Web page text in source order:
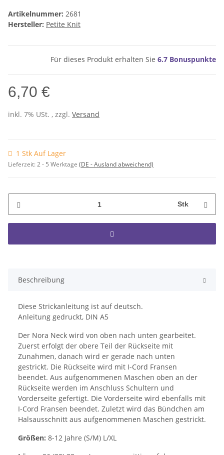
Artikelnummer: 2681
Hersteller: Petite Knit
Für dieses Produkt erhalten Sie 6.7 Bonuspunkte
6,70 €
inkl. 7% USt. , zzgl. Versand
1 Stk Auf Lager
Lieferzeit:2 - 5 Werktage (DE - Ausland abweichend)
Stk
Beschreibung
Diese Strickanleitung ist auf deutsch.
Anleitung gedruckt, DIN A5
Der Nora Neck wird von oben nach unten gearbeitet.
Zuerst erfolgt der obere Teil der Rückseite mit
Zunahmen, danach wird er gerade nach unten
gestrickt. Die Rückseite wird mit I-Cord Fransen
beendet. Aus aufgenommenen Maschen oben an der
Rückseite werden im Anschluss Schultern und
Vorderseite gefertigt. Die Vorderseite wird ebenfalls mit
I-Cord Fransen beendet. Zuletzt wird das Bündchen am
Halsausschnitt aus aufgenommenen Maschen gestrickt.
Größen: 8-12 Jahre (S/M) L/XL